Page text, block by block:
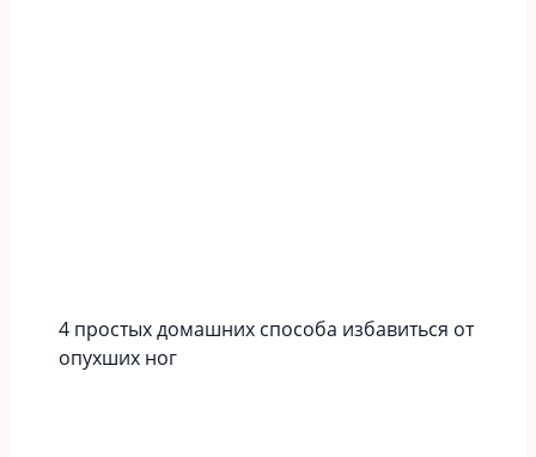
4 простых домашних способа избавиться от
опухших ног